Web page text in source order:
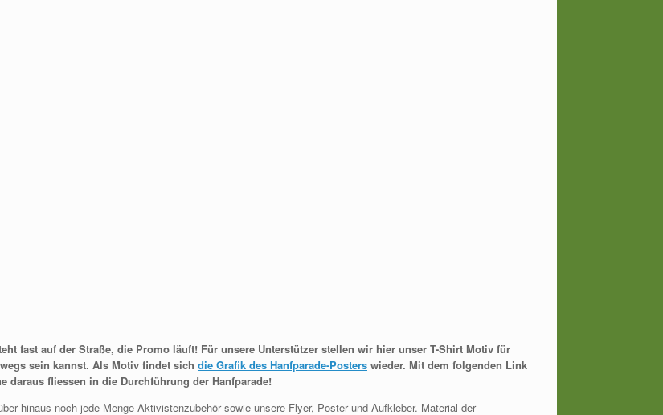
fast auf der Straße, die Promo läuft! Für unsere Unterstützer stellen wir hier unser T-Shirt Motiv für
sein kannst. Als Motiv findet sich die Grafik des Hanfparade-Posters wieder. Mit dem folgenden Link
daraus fliessen in die Durchführung der Hanfparade!
hinaus noch jede Menge Aktivistenzubehör sowie unsere Flyer, Poster und Aufkleber. Material der